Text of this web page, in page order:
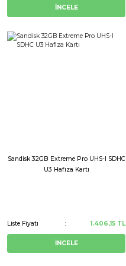
İNCELE
Sandisk 32GB Extreme Pro UHS-I SDHC
U3 Hafıza Kartı
Liste Fiyatı 1.406,15 TL
İNCELE